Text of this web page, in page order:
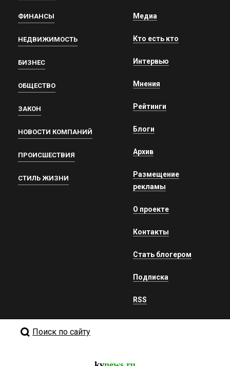
ФИНАНСЫ
НЕДВИЖИМОСТЬ
БИЗНЕС
ОБЩЕСТВО
ЗАКОН
НОВОСТИ КОМПАНИЙ
ПРОИСШЕСТВИЯ
СТИЛЬ ЖИЗНИ
Медиа
Кто есть кто
Интервью
Мнения
Рейтинги
Блоги
Архив
Размещение
рекламы
О проекте
Контакты
Стать блогером
Подписка
RSS
Поиск по сайту